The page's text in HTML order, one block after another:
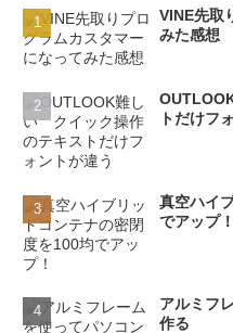
VINE先取
みた感想
トだけフ
真空ハイ
でアップ！
アルミフ
作る